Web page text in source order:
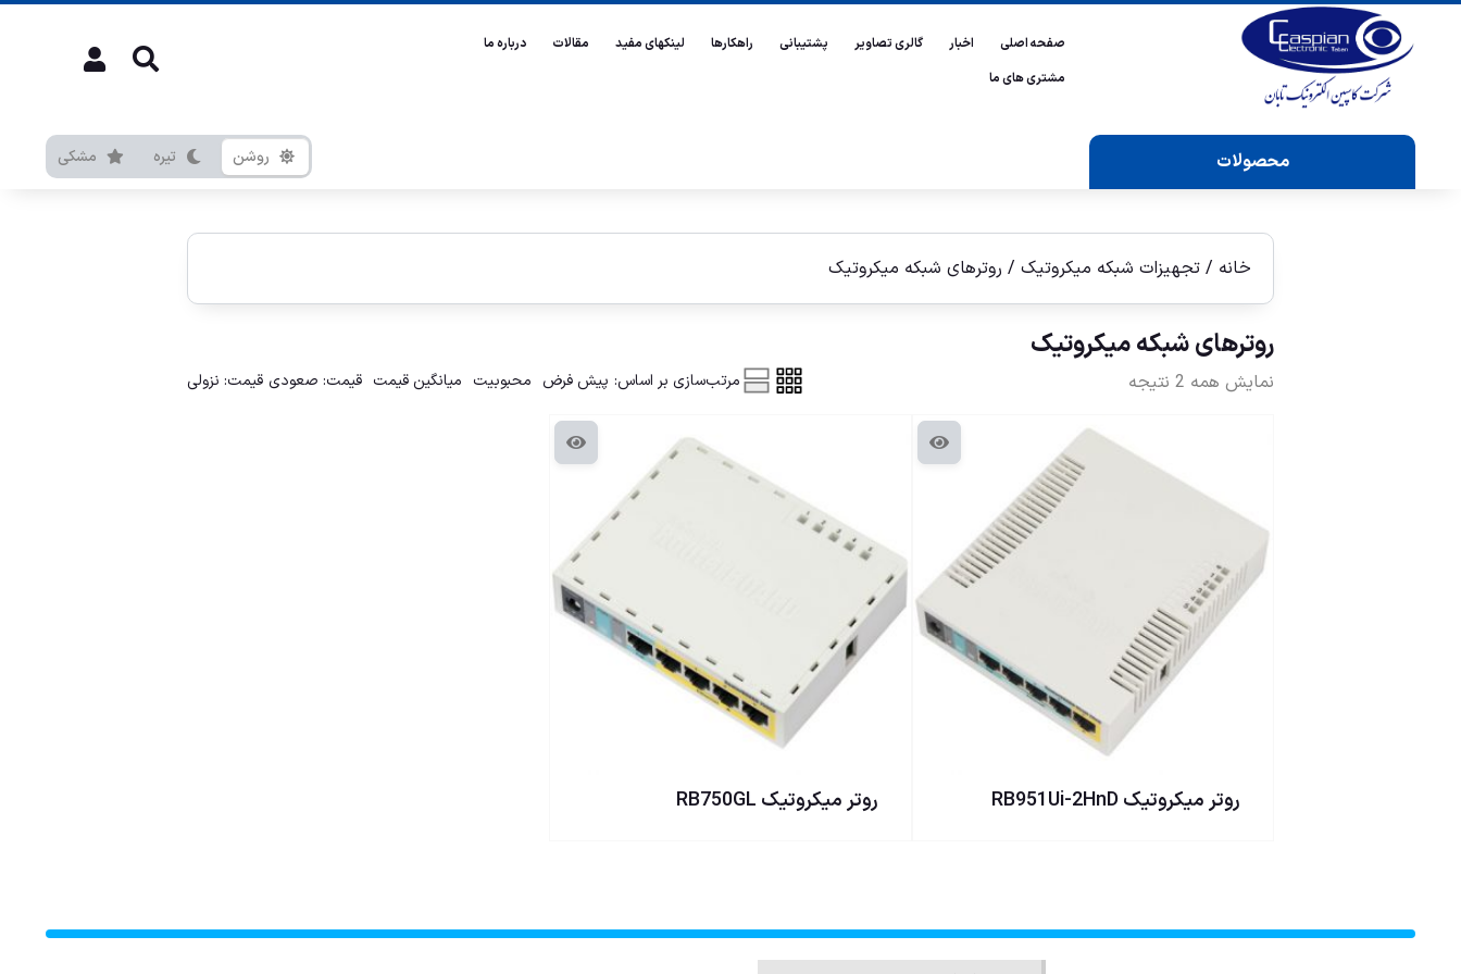
صفحه اصلی اخبار گالری تصاویر پشتیبانی راهکارها لینکهای مفید مقالات
درباره ما
مشتری های ما
محصولات روشن تیره مشکی
خانه / تجهیزات شبکه میکروتیک / روترهای شبکه ميكروتيک
روترهای شبکه ميكروتيک
نمایش همه 2 نتیجه مرتب‌سازی بر اساس: پیش فرض محبوبیت میانگین قیمت قیمت: صعودی قیمت: نزولی
روتر ميكروتيک RB951Ui-2HnD روتر ميكروتيک RB750GL